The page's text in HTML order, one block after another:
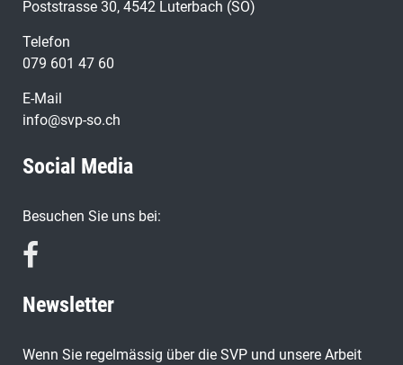
Poststrasse 30, 4542 Luterbach (SO)
Telefon
079 601 47 60
E-Mail
info@svp-so.ch
Social Media
Besuchen Sie uns bei:
Newsletter
Wenn Sie regelmässig über die SVP und unsere Arbeit